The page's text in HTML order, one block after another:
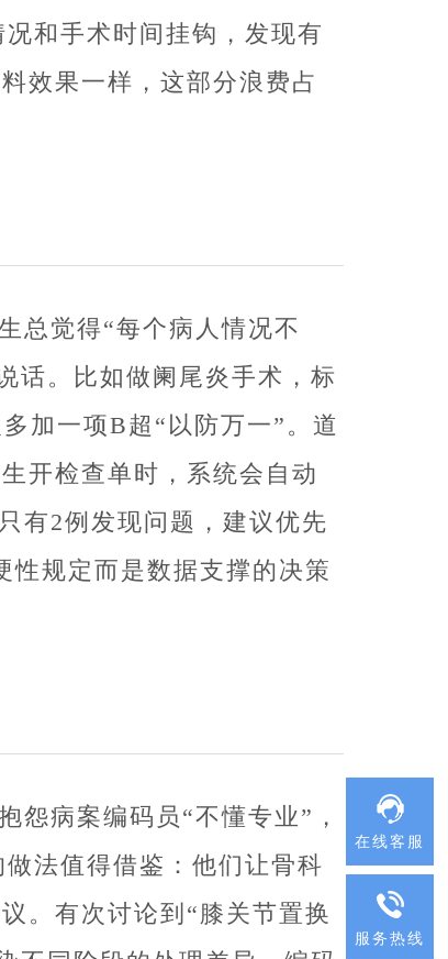
在线客服
服务热线
和手术时间挂钩，发现有
效果一样，这部分浪费占
总觉得“每个病人情况不
。比如做阑尾炎手术，标
加一项B超“以防万一”。道
开检查单时，系统会自动
有2例发现问题，建议优先
性规定而是数据支撑的决策
怨病案编码员“不懂专业”，
法值得借鉴：他们让骨科
。有次讨论到“膝关节置换